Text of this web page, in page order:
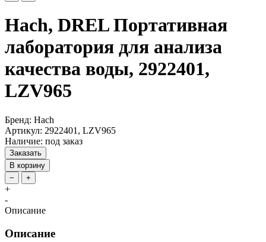
Hach, DREL Портативная
лаборатория для анализа
качества воды, 2922401,
LZV965
Бренд: Hach
Артикул: 2922401, LZV965
Наличие: под заказ
Заказать
В корзину
−
+
+
-
Описание
Описание